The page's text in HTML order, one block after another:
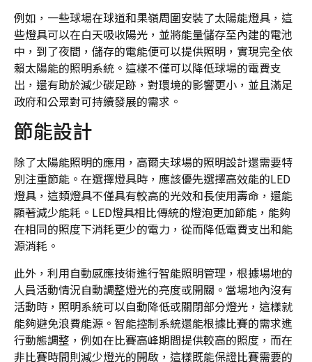
例如，一些球場在球道和果嶺周圍安裝了太陽能燈具，這
些燈具可以在白天吸收陽光，並將能量儲存至內建的電池
中，到了夜間，儲存的電能便可以提供照明，實現完全依
賴太陽能的照明系統。這樣不僅可以降低球場的電費支
出，還有助於減少碳足跡，對環境的影響更小，並且滿足
政府和公眾對可持續發展的需求。
節能設計
除了太陽能照明的應用，高爾夫球場的照明設計還需要特
別注重節能。在選擇燈具時，應該優先選擇高效能的LED
燈具，這類燈具不僅具有較高的光效和長使用壽命，還能
顯著減少能耗。LED燈具相比傳統的燈泡更加節能，能夠
在相同的照度下消耗更少的電力，從而降低電費支出和能
源消耗。
此外，利用自動感應技術進行智能照明管理，根據場地的
人員活動情況自動調整燈光的亮度或開關。當場地內沒有
活動時，照明系統可以自動降低或關閉部分燈光，這樣就
能夠避免浪費能源。智能控制系統還能根據比賽的需求進
行動態調整，例如在比賽高峰期間提供較高的照度，而在
非比賽時間則減少燈光的開啟，這樣既能保證比賽需要的